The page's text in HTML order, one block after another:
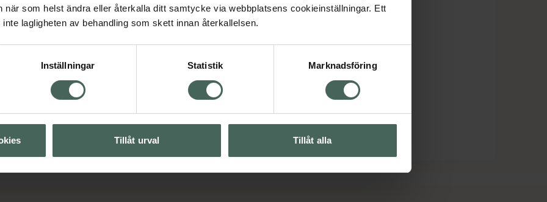
när som helst ändra eller återkalla ditt samtycke via webbplatsens cookieinställningar. Ett
lagligheten av behandling som skett innan återkallelsen.
Inställningar Statistik Marknadsföring
Tillåt urval Tillåt alla
Visa